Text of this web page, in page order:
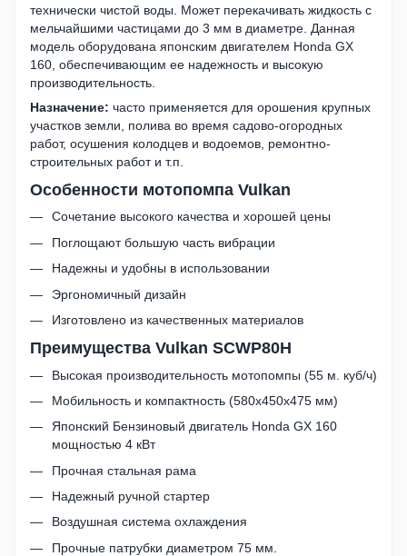
технически чистой воды. Может перекачивать жидкость с
мельчайшими частицами до 3 мм в диаметре. Данная
модель оборудована японским двигателем Honda GX
160, обеспечивающим ее надежность и высокую
производительность.
Назначение: часто применяется для орошения крупных
участков земли, полива во время садово-огородных
работ, осушения колодцев и водоемов, ремонтно-
строительных работ и т.п.
Особенности мотопомпа Vulkan
Сочетание высокого качества и хорошей цены
Поглощают большую часть вибрации
Надежны и удобны в использовании
Эргономичный дизайн
Изготовлено из качественных материалов
Преимущества Vulkan SCWP80H
Высокая производительность мотопомпы (55 м. куб/ч)
Мобильность и компактность (580х450х475 мм)
Японский Бензиновый двигатель Honda GX 160
мощностью 4 кВт
Прочная стальная рама
Надежный ручной стартер
Воздушная система охлаждения
Прочные патрубки диаметром 75 мм.